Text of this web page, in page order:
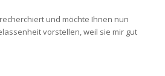
und möchte Ihnen nun
vorstellen, weil sie mir gut